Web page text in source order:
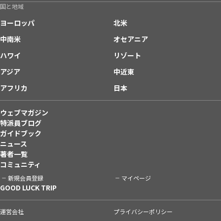
国と地域
ヨーロッパ
北米
中南米
オセアニア
ハワイ
リゾート
アジア
中近東
アフリカ
日本
ウェブマガジン
特派員ブログ
ガイドブック
ニュース
著者一覧
コミュニティ
新規会員登録 マイページ
GOOD LUCK TRIP
運営会社 プライバシーポリシー